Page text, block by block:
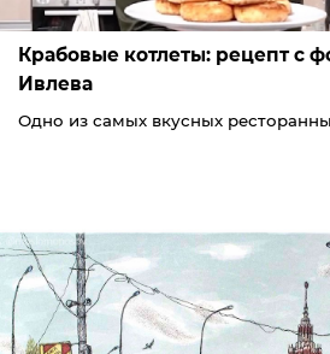
Крабовые котлеты: рецепт с
Ивлева
Одно из самых вкусных